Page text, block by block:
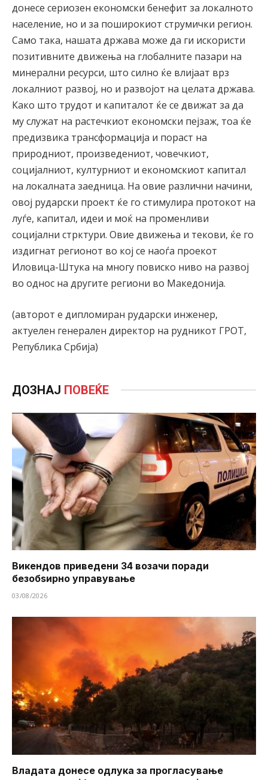
донесе сериозен економски бенефит за локалното
население, но и за поширокиот струмички регион.
Само така, нашата држава може да ги искористи
позитивните движења на глобалните пазари на
минерални ресурси, што силно ќе влијаат врз
локалниот развој, но и развојот на целата држава.
Како што трудот и капиталот ќе се движат за да
му служат на растечкиот економски пејзаж, тоа ќе
предизвика трансформација и пораст на
природниот, произведениот, човечкиот,
социјалниот, културниот и економскиот капитал
на локалната заедница. На овие различни начини,
овој рударски проект ќе го стимулира протокот на
луѓе, капитал, идеи и моќ на променливи
социјални стрктури. Овие движења и текови, ќе го
издигнат регионот во кој се наоѓа проекот
Иловица-Штука на многу повиско ниво на развој
во однос на другите региони во Македонија.
(авторот е дипломиран рударски инженер,
актуелен генерален директор на рудникот ГРОТ,
Република Србија)
ДОЗНАЈ ПОВЕЌЕ
Викендов приведени 34 возачи поради
безобѕирно управување
03/08/2026
Владата донесе одлука за прогласување